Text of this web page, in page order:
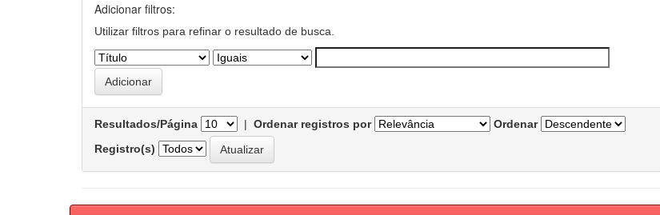
Adicionar filtros:
Utilizar filtros para refinar o resultado de busca.
Resultados/Página | Ordenar registros por
Ordenar
Registro(s)